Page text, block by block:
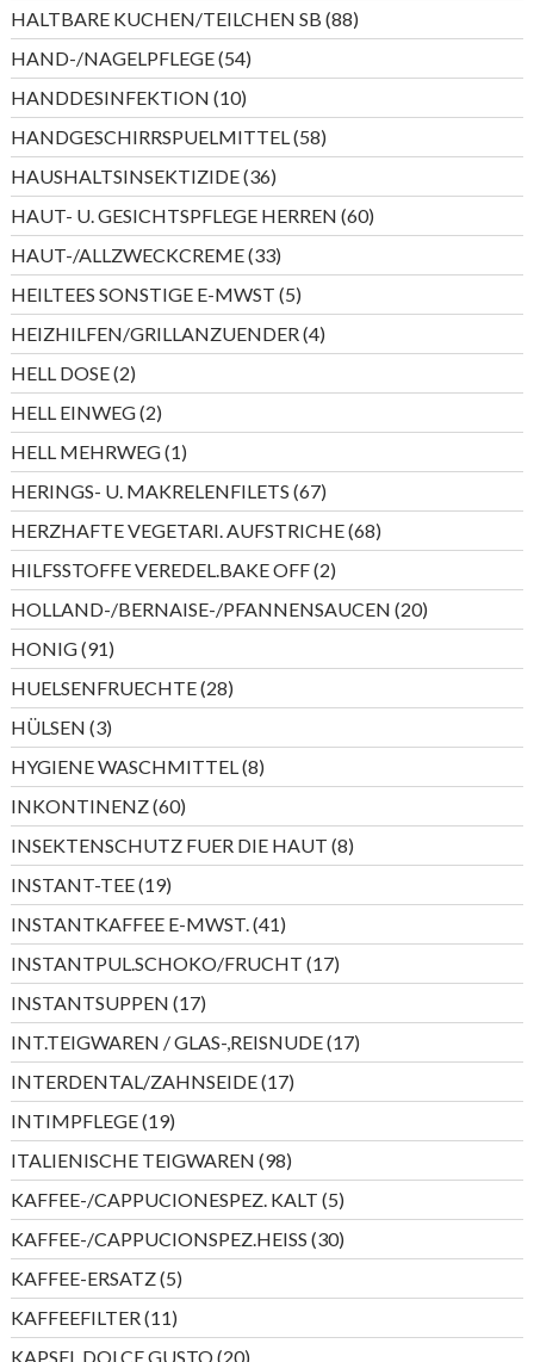
HALTBARE KUCHEN/TEILCHEN SB 8888
Produkte
HAND-/NAGELPFLEGE 5454
Produkte
HANDDESINFEKTION 1010
Produkte
HANDGESCHIRRSPUELMITTEL 5858
Produkte
HAUSHALTSINSEKTIZIDE 3636
Produkte
HAUT- U. GESICHTSPFLEGE HERREN 6060
Produkte
HAUT-/ALLZWECKCREME 3333
Produkte
HEILTEES SONSTIGE E-MWST 55
Produkte
HEIZHILFEN/GRILLANZUENDER 44
Produkte
HELL DOSE 22
Produkte
HELL EINWEG 22
Produkte
HELL MEHRWEG 11
Produkt
HERINGS- U. MAKRELENFILETS 6767
Produkte
HERZHAFTE VEGETARI. AUFSTRICHE 6868
Produkte
HILFSSTOFFE VEREDEL.BAKE OFF 22
Produkte
HOLLAND-/BERNAISE-/PFANNENSAUCEN 2020
Produkte
HONIG 9191
Produkte
HUELSENFRUECHTE 2828
Produkte
HÜLSEN 33
Produkte
HYGIENE WASCHMITTEL 88
Produkte
INKONTINENZ 6060
Produkte
INSEKTENSCHUTZ FUER DIE HAUT 88
Produkte
INSTANT-TEE 1919
Produkte
INSTANTKAFFEE E-MWST. 4141
Produkte
INSTANTPUL.SCHOKO/FRUCHT 1717
Produkte
INSTANTSUPPEN 1717
Produkte
INT.TEIGWAREN / GLAS-,REISNUDE 1717
Produkte
INTERDENTAL/ZAHNSEIDE 1717
Produkte
INTIMPFLEGE 1919
Produkte
ITALIENISCHE TEIGWAREN 9898
Produkte
KAFFEE-/CAPPUCIONESPEZ. KALT 55
Produkte
KAFFEE-/CAPPUCIONSPEZ.HEISS 3030
Produkte
KAFFEE-ERSATZ 55
Produkte
KAFFEEFILTER 1111
Produkte
KAPSEL DOLCE GUSTO 2020